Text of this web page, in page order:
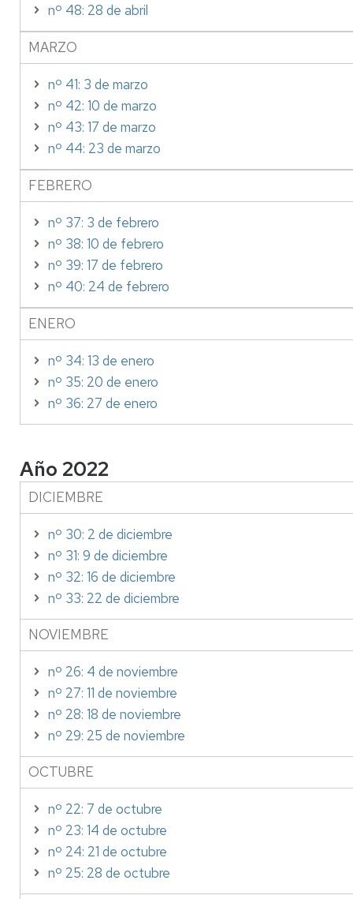
nº 48: 28 de abril
MARZO
nº 41: 3 de marzo
nº 42: 10 de marzo
nº 43: 17 de marzo
nº 44: 23 de marzo
FEBRERO
nº 37: 3 de febrero
nº 38: 10 de febrero
nº 39: 17 de febrero
nº 40: 24 de febrero
ENERO
nº 34: 13 de enero
nº 35: 20 de enero
nº 36: 27 de enero
Año 2022
DICIEMBRE
nº 30: 2 de diciembre
nº 31: 9 de diciembre
nº 32: 16 de diciembre
nº 33: 22 de diciembre
NOVIEMBRE
nº 26: 4 de noviembre
nº 27: 11 de noviembre
nº 28: 18 de noviembre
nº 29: 25 de noviembre
OCTUBRE
nº 22: 7 de octubre
nº 23: 14 de octubre
nº 24: 21 de octubre
nº 25: 28 de octubre